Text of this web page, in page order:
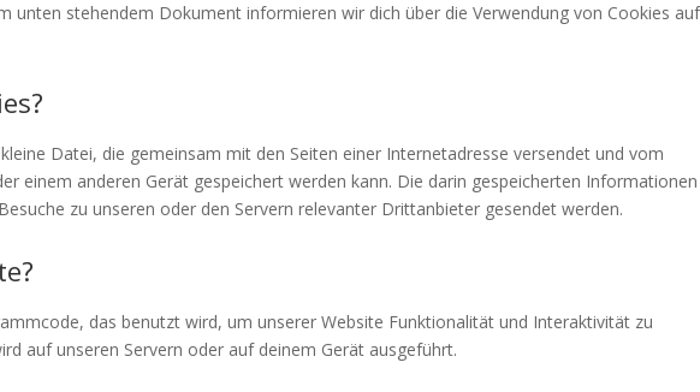
unten stehendem Dokument informieren wir dich über die Verwendung von Cookies auf
Datei, die gemeinsam mit den Seiten einer Internetadresse versendet und vom
einem anderen Gerät gespeichert werden kann. Die darin gespeicherten Informationen
zu unseren oder den Servern relevanter Drittanbieter gesendet werden.
das benutzt wird, um unserer Website Funktionalität und Interaktivität zu
auf unseren Servern oder auf deinem Gerät ausgeführt.